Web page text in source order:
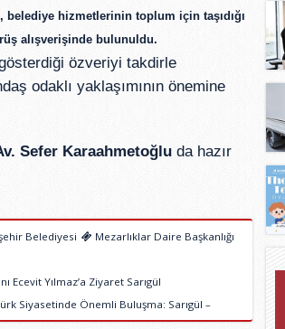
belediye hizmetlerinin toplum için taşıdığı
alışverişinde bulunuldu.
gösterdiği özveriyi takdirle
odaklı yaklaşımının önemine
Sefer Karaahmetoğlu da hazır
Belediyesi
Mezarlıklar Daire Başkanlığı
Ecevit Yılmaz’a Ziyaret Sarıgül
Siyasetinde Önemli Buluşma: Sarıgül –